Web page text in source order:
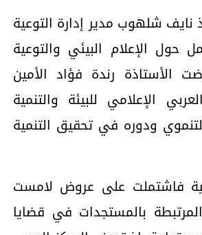
نايف شلهوب مدير إدارة التوعية
حول الإعلام البيئي والتوعية
الأستاذة رندة فؤاد الأمين
الإعلامي للبيئة والتنمية
ودوره في تحقيق التنمية
فاشتملت على عروض لامست
بالمستجدات في قضايا